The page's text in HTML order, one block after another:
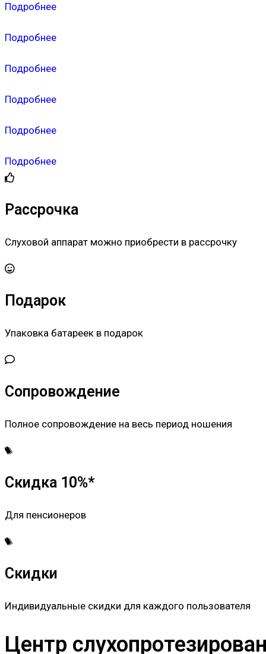
Подробнее
Подробнее
Подробнее
Подробнее
Подробнее
Подробнее
Рассрочка
Слуховой аппарат можно приобрести в рассрочку
Подарок
Упаковка батареек в подарок
Сопровождение
Полное сопровождение на весь период ношения
Скидка 10%*
Для пенсионеров
Скидки
Индивидуальные скидки для каждого пользователя
Центр